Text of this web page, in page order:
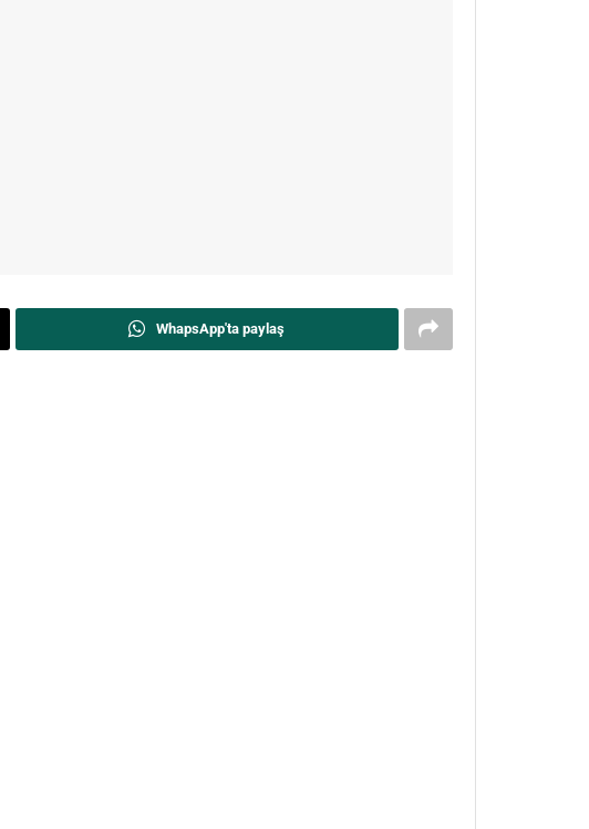
WhapsApp'ta paylaş